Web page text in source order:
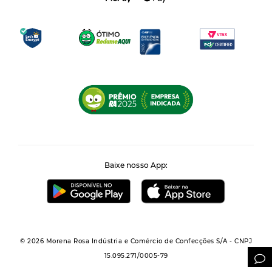
Baixe nosso App:
© 2026 Morena Rosa Indústria e Comércio de Confecções S/A - CNPJ
15.095.271/0005-79